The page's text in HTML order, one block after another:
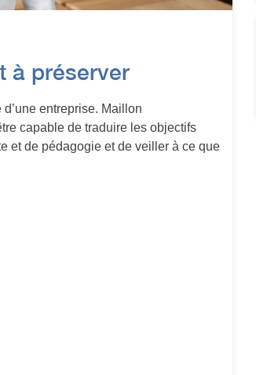
à préserver
entreprise. Maillon
capable de traduire les objectifs
et de pédagogie et de veiller à ce que